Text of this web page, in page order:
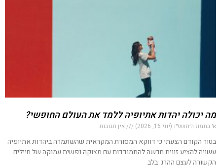
מה יכולה יהדות אתיופיה ללמד את העולם החופשי?
א׳ בתמוז ה׳תשפ״ו (יוני 16, 2026) אין תגובות
בטור הקודם הצעתי כי דווקא המסורת המקראית שהשתמרה ביהדות אתיופיה
עשויה להציע זווית חדשה להתמודדות עם מצוקה נפשית עמוקה של חיילים
הקשורה לעצם ההרג. בלב